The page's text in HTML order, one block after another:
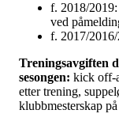
f. 2018/
ved
f. 2017/
Treningsavgiften
sesongen: kick off-
etter trening,
klubbmesterskap